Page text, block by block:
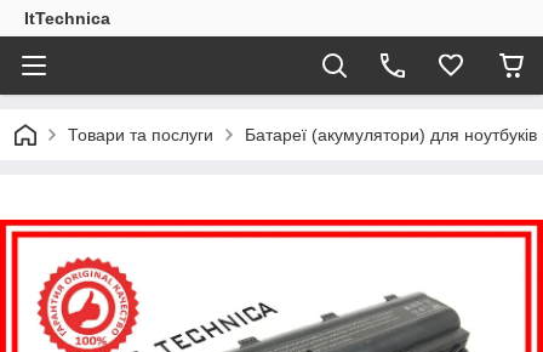
ItTechnica
Товари та послуги Батареї (акумулятори) для